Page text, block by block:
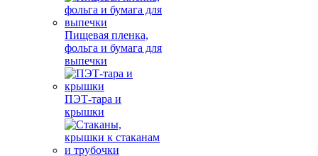
Пищевая пленка,
фольга и бумага для
выпечки
ПЭТ-тара и
крышки